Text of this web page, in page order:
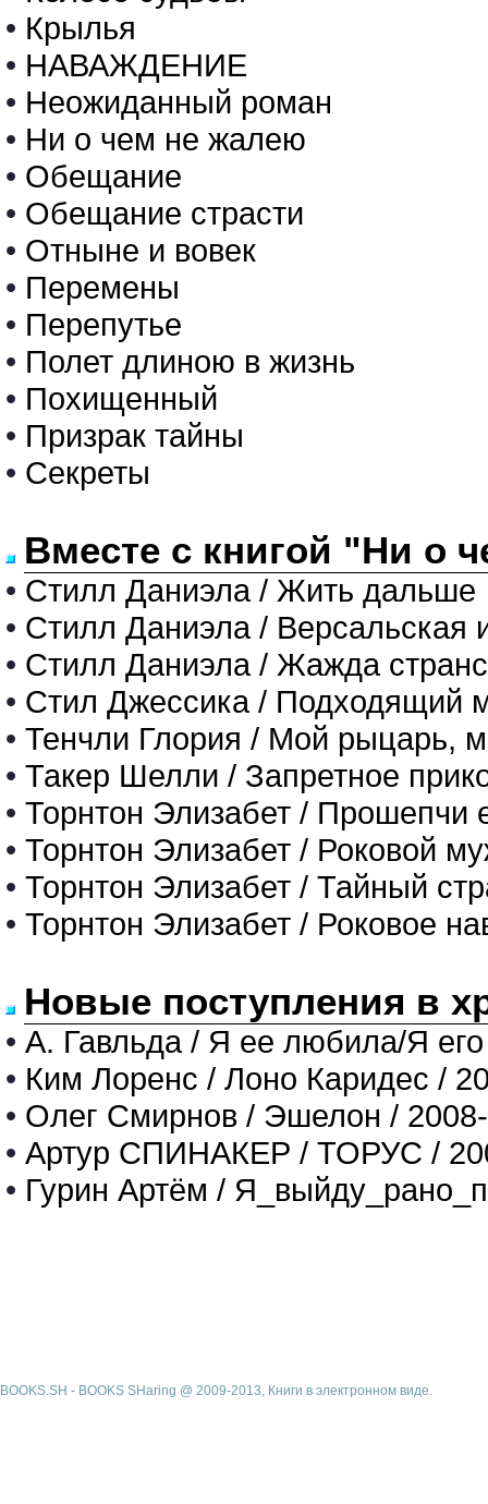
• Крылья
• НАВАЖДЕНИЕ
• Неожиданный роман
• Ни о чем не жалею
• Обещание
• Обещание страсти
• Отныне и вовек
• Перемены
• Перепутье
• Полет длиною в жизнь
• Похищенный
• Призрак тайны
• Секреты
Вместе с книгой "Ни о
• Стилл Даниэла / Жить дальше
• Стилл Даниэла / Версальская
• Стилл Даниэла / Жажда
• Стил Джессика / Подходящий
• Тенчли Глория / Мой рыцарь,
• Такер Шелли / Запретное
• Торнтон Элизабет / Прошепчи
• Торнтон Элизабет / Роковой
• Торнтон Элизабет / Тайный
• Торнтон Элизабет / Роковое
Новые поступления в
• А. Гавльда / Я ее любила/Я
• Ким Лоренс / Лоно Каридес /
• Олег Смирнов / Эшелон /
• Артур СПИНАКЕР / ТОРУС /
• Гурин Артём /
BOOKS.SH - BOOKS SHaring @ 2009-2013, Книги в электронном виде.